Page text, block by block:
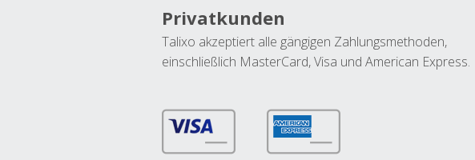
Privatkunden
Talixo akzeptiert alle gängigen Zahlungsmethoden,
einschließlich MasterCard, Visa und American Express.